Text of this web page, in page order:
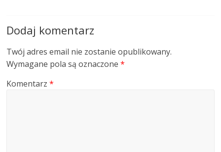
Dodaj komentarz
Twój adres email nie zostanie opublikowany.
Wymagane pola są oznaczone*
Komentarz*